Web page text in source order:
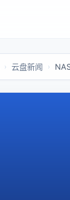
› 云盘新闻 ›